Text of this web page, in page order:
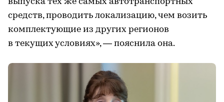
средств, проводить локализацию, чем возить
комплектующие из других регионов
в текущих условиях», — пояснила она.